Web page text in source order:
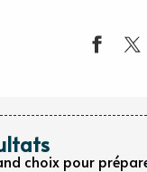
choix pour